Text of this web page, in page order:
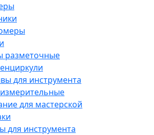
разметочные
для инструмента
для мастерской
для инструмента